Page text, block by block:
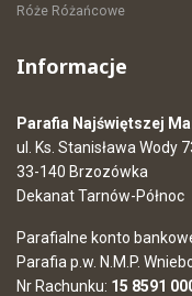
Róże Różańcowe
Informacje
Parafia Najświętszej
ul. Ks. Stanisława Wody
33-140 Brzozówka
Dekanat Tarnów-Północ
Parafialne konto
Parafia p.w. N.M.P.
Nr Rachunku: 15 8591